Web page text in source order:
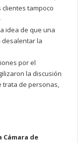
clientes tampoco
idea de que una
desalentar la
por el
la discusión
trata de personas,
de